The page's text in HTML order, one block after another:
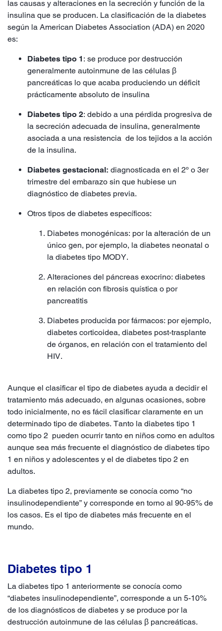
las causas y alteraciones en la secreción y función de la
insulina que se producen. La clasificación de la diabetes
según la American Diabetes Association (ADA) en 2020
es:
Diabetes tipo 1 : se produce por destrucción
generalmente autoinmune de las células β
pancreáticas lo que acaba produciendo un déficit
prácticamente absoluto de insulina
Diabetes tipo 2: debido a una pérdida progresiva de
la secreción adecuada de insulina, generalmente
asociada a una resistencia de los tejidos a la acción
de la insulina.
Diabetes gestacional: diagnosticada en el 2º o 3er
trimestre del embarazo sin que hubiese un
diagnóstico de diabetes previa.
Otros tipos de diabetes específicos:
Diabetes monogénicas: por la alteración de un
único gen, por ejemplo, la diabetes neonatal o
la diabetes tipo MODY.
Alteraciones del páncreas exocrino: diabetes
en relación con fibrosis quística o por
pancreatitis
Diabetes producida por fármacos: por ejemplo,
diabetes corticoidea, diabetes post-trasplante
de órganos, en relación con el tratamiento del
HIV.
Aunque el clasificar el tipo de diabetes ayuda a decidir el
tratamiento más adecuado, en algunas ocasiones, sobre
todo inicialmente, no es fácil clasificar claramente en un
determinado tipo de diabetes. Tanto la diabetes tipo 1
como tipo 2 pueden ocurrir tanto en niños como en adultos
aunque sea más frecuente el diagnóstico de diabetes tipo
1 en niños y adolescentes y el de diabetes tipo 2 en
adultos.
La diabetes tipo 2, previamente se conocía como “no
insulinodependiente” y corresponde en torno al 90-95% de
los casos. Es el tipo de diabetes más frecuente en el
mundo.
Diabetes tipo 1
La diabetes tipo 1 anteriormente se conocía como
“diabetes insulinodependiente”, corresponde a un 5-10%
de los diagnósticos de diabetes y se produce por la
destrucción autoinmune de las células β pancreáticas.